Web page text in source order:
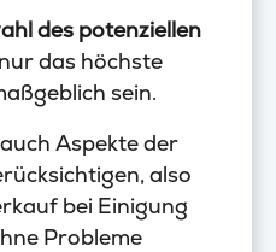
des potenziellen
das höchste
sein.
Aspekte der
also
bei Einigung
Probleme